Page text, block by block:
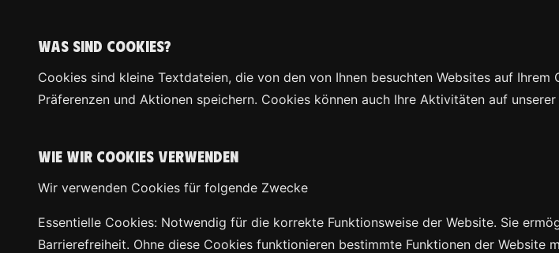
Was sind Cookies?
Cookies sind kleine Textdateien, die von den von Ihnen besuchten Websites auf
Präferenzen und Aktionen speichern. Cookies können auch Ihre Aktivitäten auf
Wie wir Cookies verwenden
Wir verwenden Cookies für folgende Zwecke
Essentielle Cookies: Notwendig für die korrekte Funktionsweise der Website. Sie
Barrierefreiheit. Ohne diese Cookies funktionieren bestimmte Funktionen der Website